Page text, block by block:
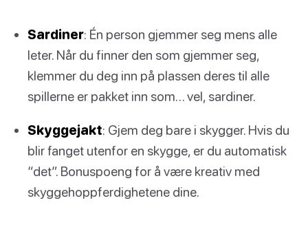
Sardiner: Én person gjemmer seg mens alle
leter. Når du finner den som gjemmer seg,
klemmer du deg inn på plassen deres til alle
spillerne er pakket inn som… vel, sardiner.
Skyggejakt: Gjem deg bare i skygger. Hvis du
blir fanget utenfor en skygge, er du automatisk
“det”. Bonuspoeng for å være kreativ med
skyggehoppferdighetene dine.